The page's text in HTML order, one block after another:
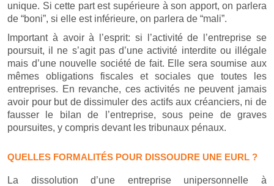
unique. Si cette part est supérieure à son apport, on parlera
de “boni”, si elle est inférieure, on parlera de “mali”.
Important à avoir à l’esprit: si l’activité de l’entreprise se
poursuit, il ne s’agit pas d’une activité interdite ou illégale
mais d’une nouvelle société de fait. Elle sera soumise aux
mêmes obligations fiscales et sociales que toutes les
entreprises. En revanche, ces activités ne peuvent jamais
avoir pour but de dissimuler des actifs aux créanciers, ni de
fausser le bilan de l’entreprise, sous peine de graves
poursuites, y compris devant les tribunaux pénaux.
QUELLES FORMALITÉS POUR DISSOUDRE UNE EURL ?
La dissolution d’une entreprise unipersonnelle à